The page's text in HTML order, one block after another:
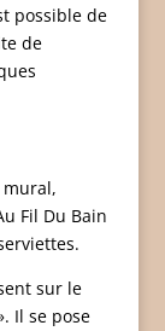
possible de
de
mural,
Fil Du Bain
sur le
Il se pose